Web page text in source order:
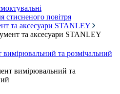
стисненого повітря
та аксесуари STANLEY
та аксесуари STANLEY
вимірювальний та розмічальний
вимірювальний та